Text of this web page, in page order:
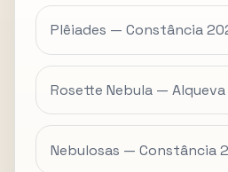
Plêiades — Constância
Rosette Nebula —
Nebulosas — Constância